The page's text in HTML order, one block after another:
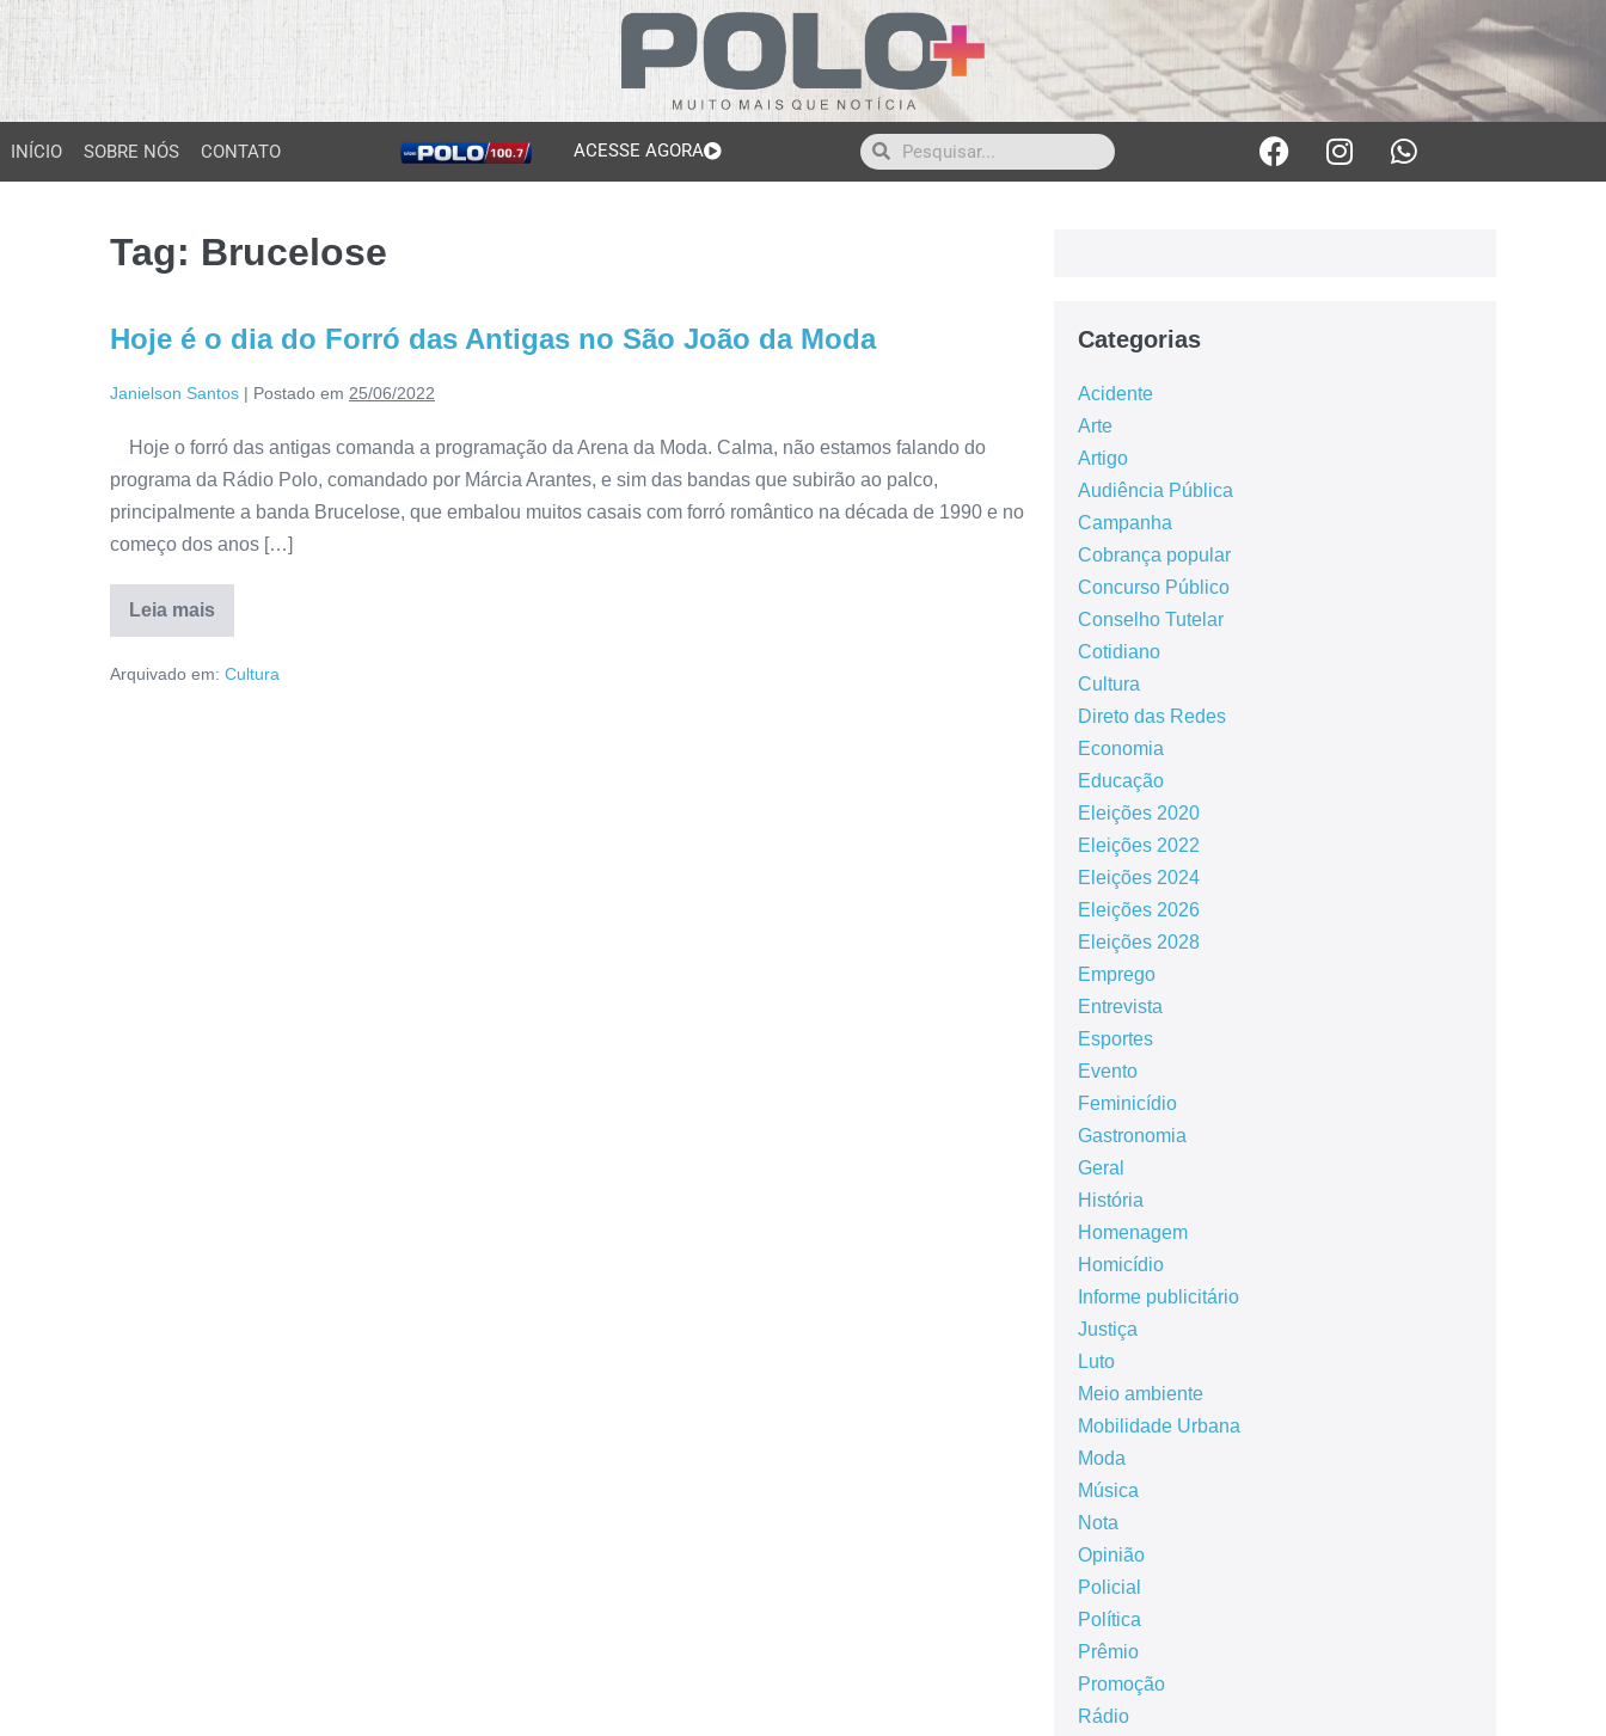
INÍCIO SOBRE NÓS CONTATO ACESSE AGORA
Tag: Brucelose
Hoje é o dia do Forró das Antigas no São João da Moda
Janielson Santos | Postado em 25/06/2022
Hoje o forró das antigas comanda a programação da Arena da Moda. Calma, não estamos falando do
programa da Rádio Polo, comandado por Márcia Arantes, e sim das bandas que subirão ao palco,
principalmente a banda Brucelose, que embalou muitos casais com forró romântico na década de 1990 e no
começo dos anos […]
Leia mais
Arquivado em: Cultura
Categorias
Acidente
Arte
Artigo
Audiência Pública
Campanha
Cobrança popular
Concurso Público
Conselho Tutelar
Cotidiano
Cultura
Direto das Redes
Economia
Educação
Eleições 2020
Eleições 2022
Eleições 2024
Eleições 2026
Eleições 2028
Emprego
Entrevista
Esportes
Evento
Feminicídio
Gastronomia
Geral
História
Homenagem
Homicídio
Informe publicitário
Justiça
Luto
Meio ambiente
Mobilidade Urbana
Moda
Música
Nota
Opinião
Policial
Política
Prêmio
Promoção
Rádio